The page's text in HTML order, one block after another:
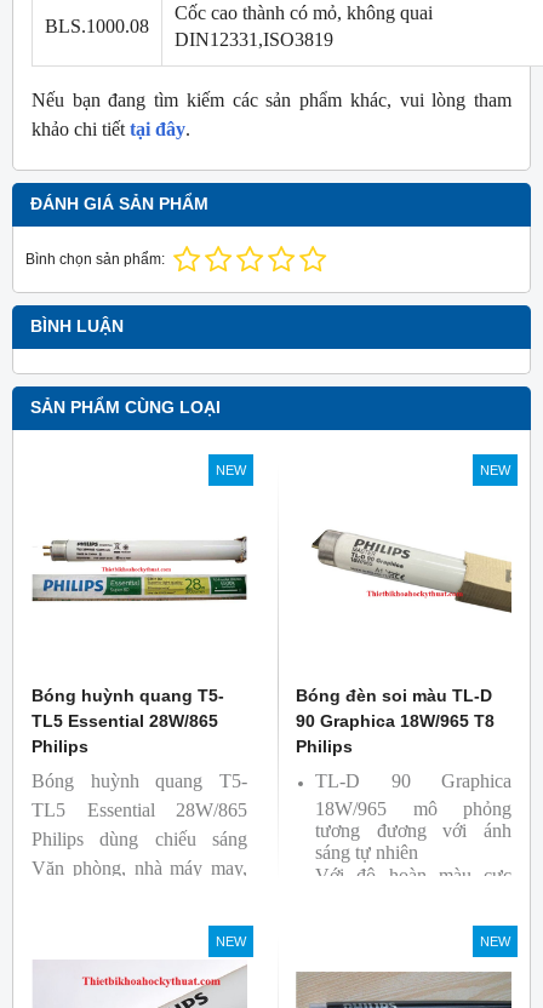
BLS.1000.08
Cốc cao thành có mỏ, không quai
DIN12331,ISO3819
Nếu bạn đang tìm kiếm các sản phẩm khác, vui lòng tham
khảo chi tiết tại đây.
ĐÁNH GIÁ SẢN PHẨM
Bình chọn sản phẩm:
BÌNH LUẬN
SẢN PHẨM CÙNG LOẠI
NEW
Bóng huỳnh quang T5-
TL5 Essential 28W/865
Philips
Bóng huỳnh quang T5-
TL5 Essential 28W/865
Philips dùng chiếu sáng
Văn phòng, nhà máy may,
NEW
Bóng đèn soi màu TL-D
90 Graphica 18W/965 T8
Philips
TL-D 90 Graphica
18W/965 mô phỏng
tương đương với ánh
sáng tự nhiên
Với độ hoàn màu cực
Sản phẩm được sản xuất
bởi hãng Philips, xuất xứ
Ba lan
NEW NEW